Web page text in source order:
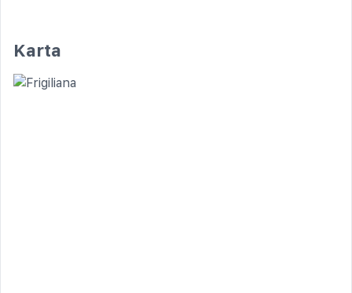
Karta